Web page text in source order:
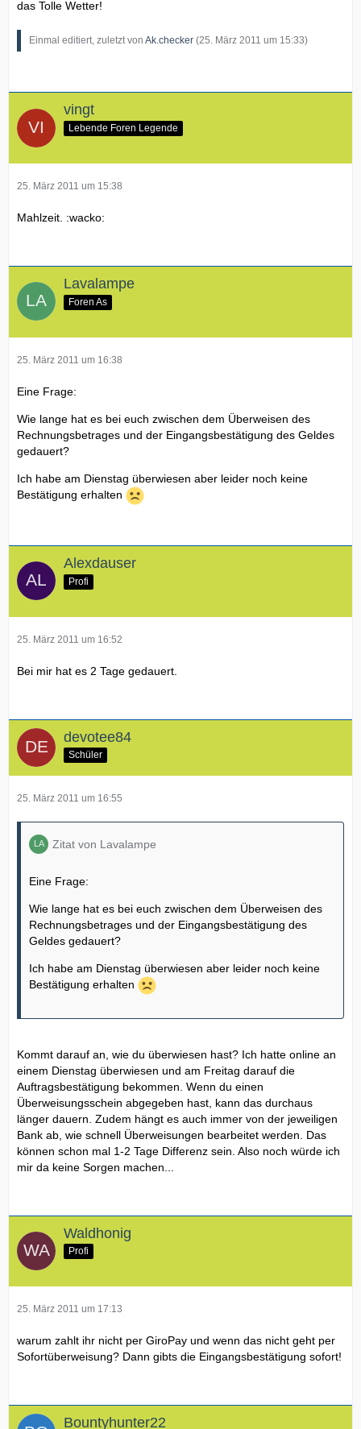
das Tolle Wetter!
Einmal editiert, zuletzt von Ak.checker (25. März 2011 um 15:33)
vingt
Lebende Foren Legende
25. März 2011 um 15:38
Mahlzeit. :wacko:
Lavalampe
Foren As
25. März 2011 um 16:38
Eine Frage:
Wie lange hat es bei euch zwischen dem Überweisen des
Rechnungsbetrages und der Eingangsbestätigung des Geldes
gedauert?
Ich habe am Dienstag überwiesen aber leider noch keine
Bestätigung erhalten
Alexdauser
Profi
25. März 2011 um 16:52
Bei mir hat es 2 Tage gedauert.
devotee84
Schüler
25. März 2011 um 16:55
Zitat von Lavalampe
Eine Frage:
Wie lange hat es bei euch zwischen dem Überweisen des
Rechnungsbetrages und der Eingangsbestätigung des
Geldes gedauert?
Ich habe am Dienstag überwiesen aber leider noch keine
Bestätigung erhalten
Kommt darauf an, wie du überwiesen hast? Ich hatte online an
einem Dienstag überwiesen und am Freitag darauf die
Auftragsbestätigung bekommen. Wenn du einen
Überweisungsschein abgegeben hast, kann das durchaus
länger dauern. Zudem hängt es auch immer von der jeweiligen
Bank ab, wie schnell Überweisungen bearbeitet werden. Das
können schon mal 1-2 Tage Differenz sein. Also noch würde ich
mir da keine Sorgen machen...
Waldhonig
Profi
25. März 2011 um 17:13
warum zahlt ihr nicht per GiroPay und wenn das nicht geht per
Sofortüberweisung? Dann gibts die Eingangsbestätigung sofort!
Bountyhunter22